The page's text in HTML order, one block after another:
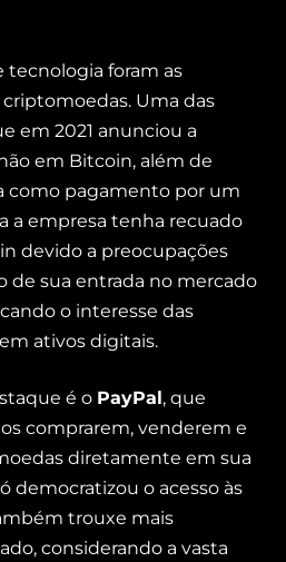
tecnologia foram as
criptomoedas. Uma das
em 2021 anunciou a
em Bitcoin, além de
como pagamento por um
a empresa tenha recuado
devido a preocupações
de sua entrada no mercado
o interesse das
ativos digitais.
é o PayPal, que
comprarem, venderem e
diretamente em sua
democratizou o acesso às
trouxe mais
considerando a vasta